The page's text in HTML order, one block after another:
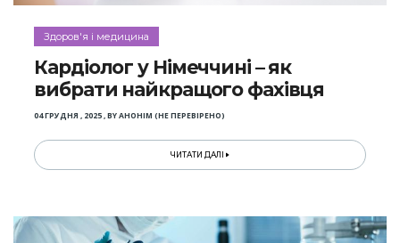
Здоров'я і медицина
Кардіолог у Німеччині – як
вибрати найкращого фахівця
04 ГРУДНЯ , 2025,BYАНОНІМ (НЕ ПЕРЕВІРЕНО)
ЧИТАТИ ДАЛІ